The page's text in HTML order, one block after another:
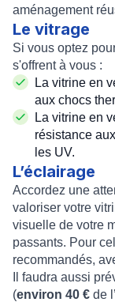
aménagement
Le vitrage
Si vous optez
s'offrent à vous :
La vitrine en
aux chocs
La vitrine en
résistance
les UV.
L’éclairage
Accordez une
valoriser votre
visuelle de votre
passants. Pour
recommandés,
Il faudra aussi
(environ 40 € de